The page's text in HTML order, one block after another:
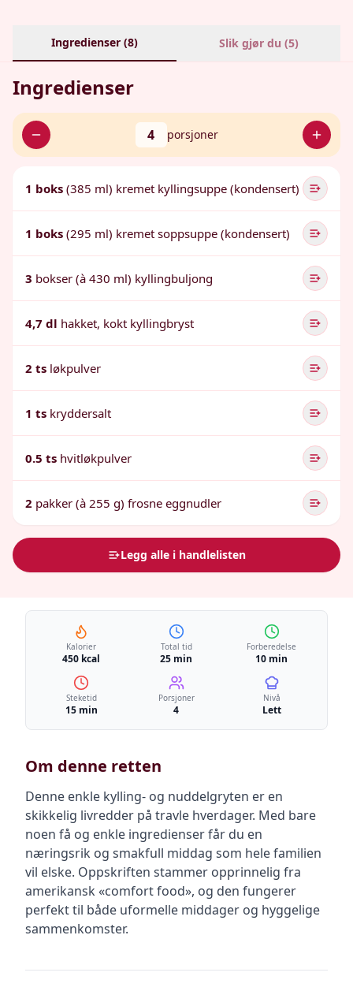
Ingredienser (8) Slik gjør du (5)
Ingredienser
4 porsjoner
1 boks (385 ml) kremet kyllingsuppe (kondensert)
1 boks (295 ml) kremet soppsuppe (kondensert)
3 bokser (à 430 ml) kyllingbuljong
4,7 dl hakket, kokt kyllingbryst
2 ts løkpulver
1 ts kryddersalt
0.5 ts hvitløkpulver
2 pakker (à 255 g) frosne eggnudler
Legg alle i handlelisten
Kalorier
450 kcal
Total tid
25 min
Forberedelse
10 min
Steketid
15 min
Porsjoner
4
Nivå
Lett
Om denne retten
Denne enkle kylling- og nuddelgryten er en
skikkelig livredder på travle hverdager. Med bare
noen få og enkle ingredienser får du en
næringsrik og smakfull middag som hele familien
vil elske. Oppskriften stammer opprinnelig fra
amerikansk «comfort food», og den fungerer
perfekt til både uformelle middager og hyggelige
sammenkomster.